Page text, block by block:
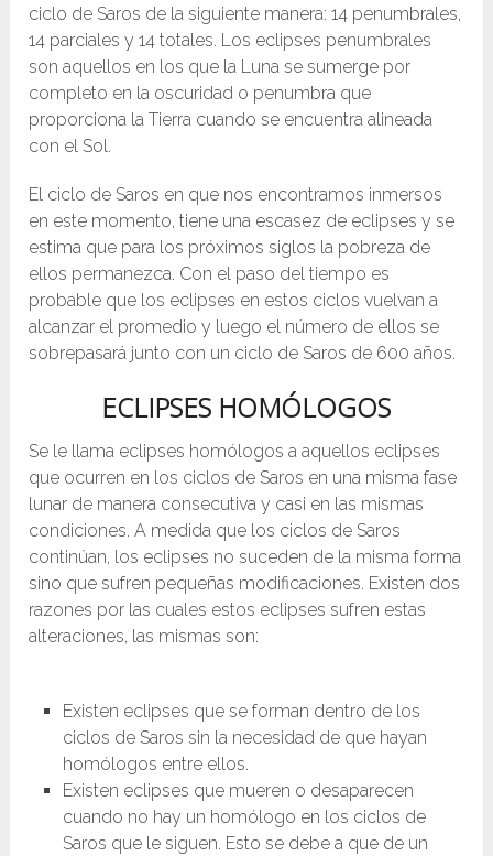
ciclo de Saros de la siguiente manera: 14 penumbrales,
14 parciales y 14 totales. Los eclipses penumbrales
son aquellos en los que la Luna se sumerge por
completo en la oscuridad o penumbra que
proporciona la Tierra cuando se encuentra alineada
con el Sol.
El ciclo de Saros en que nos encontramos inmersos
en este momento, tiene una escasez de eclipses y se
estima que para los próximos siglos la pobreza de
ellos permanezca. Con el paso del tiempo es
probable que los eclipses en estos ciclos vuelvan a
alcanzar el promedio y luego el número de ellos se
sobrepasará junto con un ciclo de Saros de 600 años.
ECLIPSES HOMÓLOGOS
Se le llama eclipses homólogos a aquellos eclipses
que ocurren en los ciclos de Saros en una misma fase
lunar de manera consecutiva y casi en las mismas
condiciones. A medida que los ciclos de Saros
continúan, los eclipses no suceden de la misma forma
sino que sufren pequeñas modificaciones. Existen dos
razones por las cuales estos eclipses sufren estas
alteraciones, las mismas son:
Existen eclipses que se forman dentro de los
ciclos de Saros sin la necesidad de que hayan
homólogos entre ellos.
Existen eclipses que mueren o desaparecen
cuando no hay un homólogo en los ciclos de
Saros que le siguen. Esto se debe a que de un